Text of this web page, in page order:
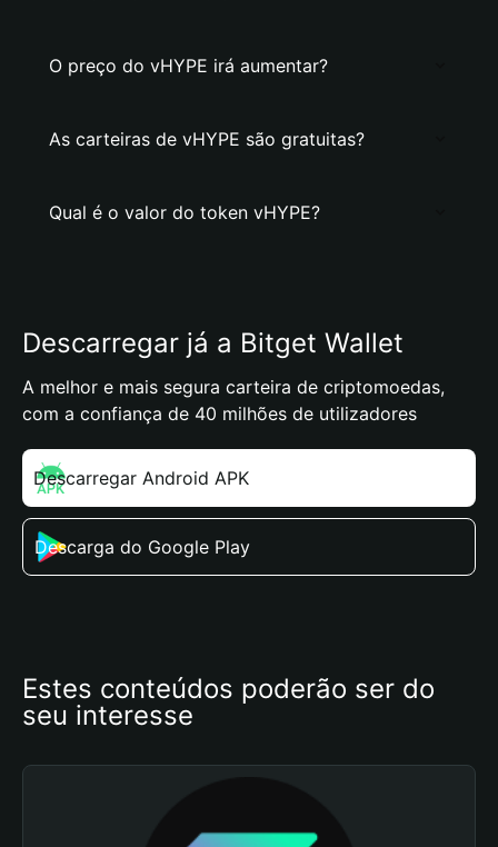
O preço do vHYPE irá aumentar?
As carteiras de vHYPE são gratuitas?
Qual é o valor do token vHYPE?
Descarregar já a Bitget Wallet
A melhor e mais segura carteira de criptomoedas,
com a confiança de 40 milhões de utilizadores
Descarregar Android APK
Descarga do Google Play
Estes conteúdos poderão ser do
seu interesse